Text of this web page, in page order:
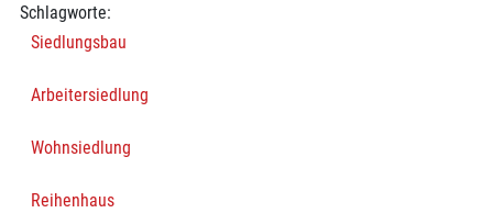
Schlagworte:
Siedlungsbau
Arbeitersiedlung
Wohnsiedlung
Reihenhaus